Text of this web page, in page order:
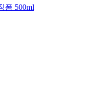
폼 500ml